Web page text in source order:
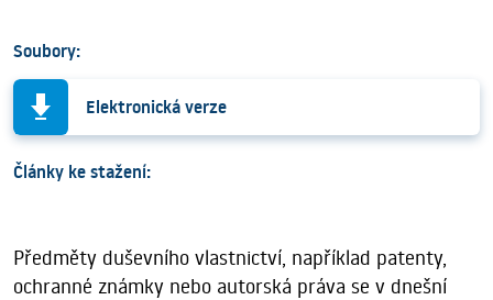
Soubory:
Elektronická verze
Články ke stažení:
Předměty duševního vlastnictví, například patenty,
ochranné známky nebo autorská práva se v dnešní